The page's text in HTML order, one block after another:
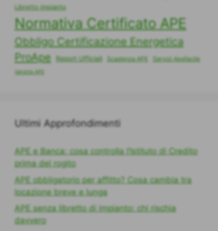
Libretto impianto
Normativa Certificato APE
Obbligo Certificazione Energetica
ProApe
Report Ufficiali Scadenza APE Servizi Apefacile
Validità APE
Ultimi Approfondimenti
APE e Banca: cosa controlla l’Istituto di Credito
prima del rogito
APE obbligatorio per affitto? Cosa cambia tra
locazione breve e lunga
APE senza libretto di impianto: chi rischia
davvero